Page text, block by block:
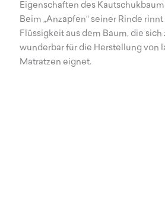
Eigenschaften des
Beim „Anzapfen“ seiner Rinde
Flüssigkeit aus dem Baum, die sich
wunderbar für die Herstellung von
Matratzen eignet.